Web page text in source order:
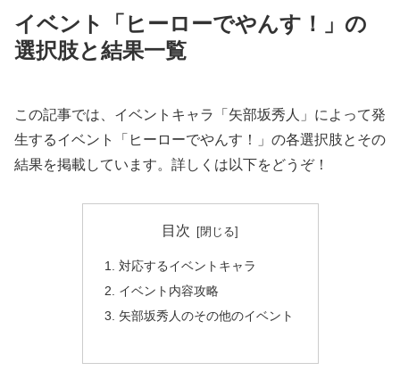
イベント「ヒーローでやんす！」の
選択肢と結果一覧
この記事では、イベントキャラ「矢部坂秀人」によって発
生するイベント「ヒーローでやんす！」の各選択肢とその
結果を掲載しています。詳しくは以下をどうぞ！
目次
対応するイベントキャラ
イベント内容攻略
矢部坂秀人のその他のイベント